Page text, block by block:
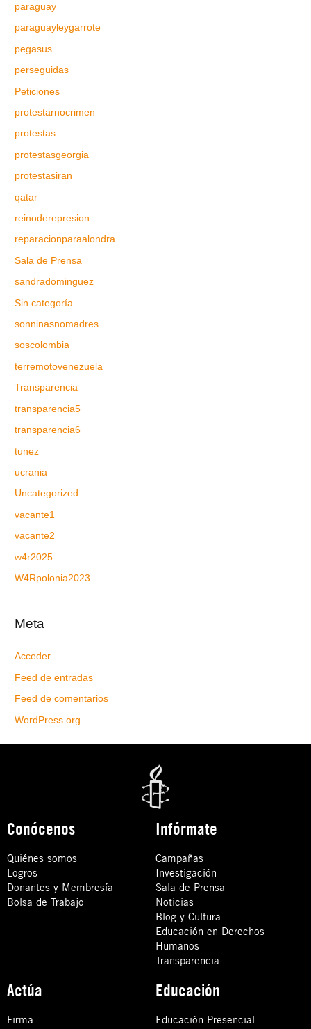
paraguay
paraguayleygarrote
pegasus
perseguidas
Peticiones
protestarnocrimen
protestas
protestasgeorgia
protestasiran
qatar
reinoderepresion
reparacionparaalondra
Sala de Prensa
sandradominguez
Sin categoría
sonninasnomadres
soscolombia
terremotovenezuela
Transparencia
transparencia5
transparencia6
tunez
ucrania
Uncategorized
vacante1
vacante2
w4r2025
W4Rpolonia2023
Meta
Acceder
Feed de entradas
Feed de comentarios
WordPress.org
Conócenos
Quiénes somos
Logros
Donantes y Membresía
Bolsa de Trabajo
Infórmate
Campañas
Investigación
Sala de Prensa
Noticias
Blog y Cultura
Educación en Derechos
Humanos
Transparencia
Actúa
Firma
Educación
Educación Presencial